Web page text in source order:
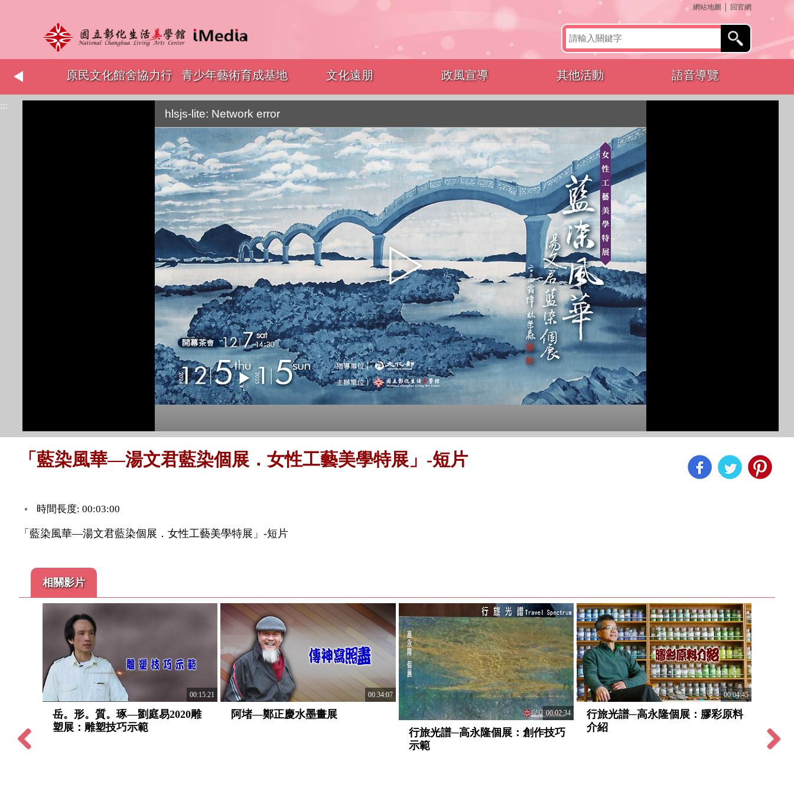
::: 網站地圖 回官網
表揚 原民文化館舍協力行 青少年藝術育成基地 文化遠朋 政風宣導 其他活動 語音導覽
:::
hlsjs-lite: Network error
「藍染風華—湯文君藍染個展．女性工藝美學特展」-短片
時間長度: 00:03:00
「藍染風華—湯文君藍染個展．女性工藝美學特展」-短片
相關影片
00:02:34
─高永隆個展：創作技巧
00:04:45
行旅光譜─高永隆個展：膠彩原料
介紹
00:35:29
點土成金-臺灣半線鐵道情 謝嘉亨
00:03:58
策展人曾仰賢-藝術介入空間
任大賢-藝術介入空間